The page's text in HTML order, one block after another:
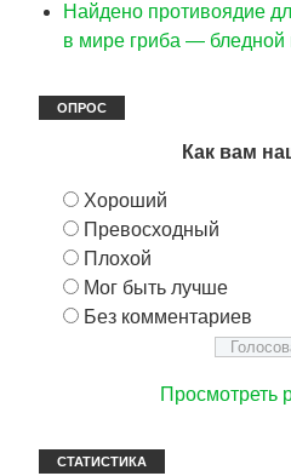
Найдено противоядие
в мире гриба — бледной
ОПРОС
Как вам
Хороший
Превосходный
Плохой
Мог быть лучше
Без комментариев
Просмотреть
СТАТИСТИКА